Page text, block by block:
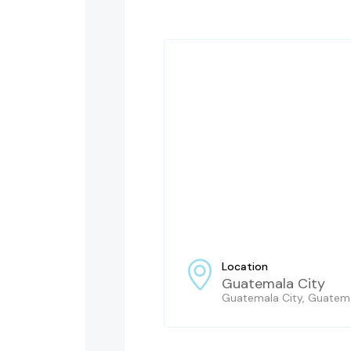
Location
Guatemala City
Guatemala City,